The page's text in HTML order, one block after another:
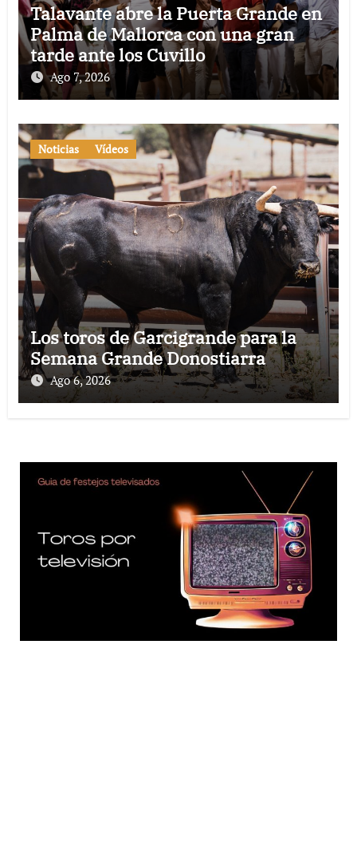
Talavante abre la Puerta Grande en
Palma de Mallorca con una gran
tarde ante los Cuvillo
Ago 7, 2026
Noticias Vídeos
Los toros de Garcigrande para la
Semana Grande Donostiarra
Ago 6, 2026